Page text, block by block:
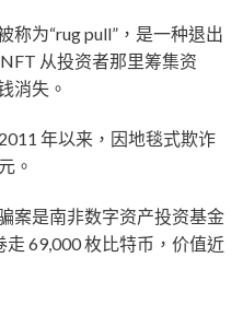
称为“rug pull”，是一种退出
从投资者那里筹集资
消失。
年以来，因地毯式欺诈
。
案是南非数字资产投资基金
69,000 枚比特币，价值近